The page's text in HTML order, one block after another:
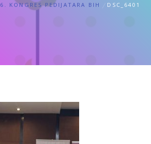
6. KONGRES PEDIJATARA BIH DSC_6401